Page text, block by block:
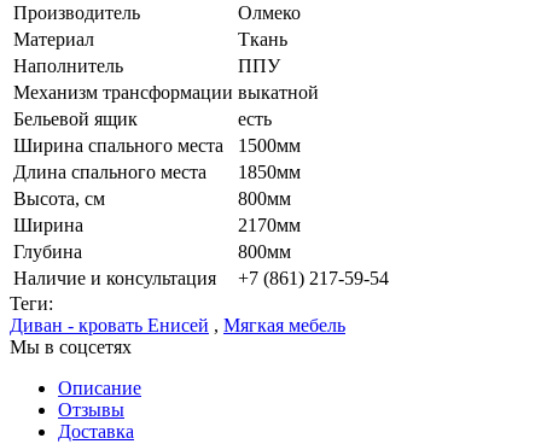
Производитель
Олмеко
Материал
Ткань
Наполнитель
ППУ
Механизм трансформации выкатной
Бельевой ящик
есть
Ширина спального места
1500мм
Длина спального места
1850мм
Высота, см
800мм
Ширина
2170мм
Глубина
800мм
Наличие и консультация
+7 (861) 217-59-54
Теги:
Диван - кровать Енисей , Мягкая мебель
Мы в соцсетях
Описание
Отзывы
Доставка